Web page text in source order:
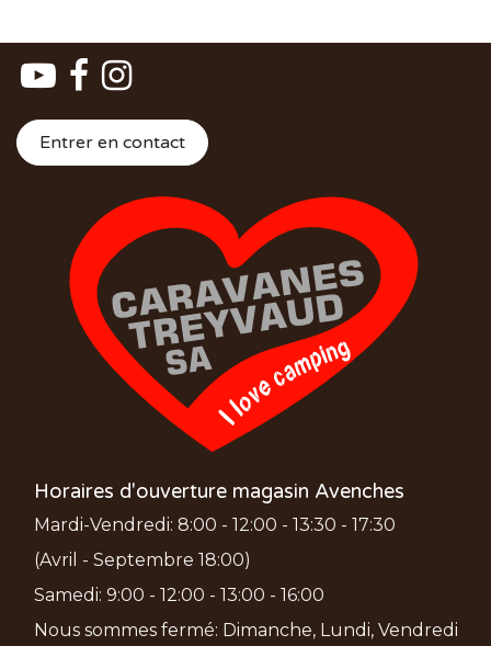
Entrer en contact
Horaires d'ouverture magasin Avenches
Mardi-Vendredi: 8:00 - 12:00 - 13:30 - 17:30
(Avril - Septembre 18:00)
Samedi: 9:00 - 12:00 - 13:00 - 16:00
Nous sommes fermé: Dimanche, Lundi, Vendredi